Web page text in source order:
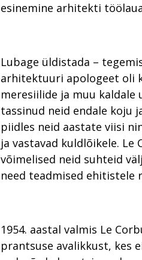
esinemine arhitekti
Lubage üldistada –
arhitektuuri apologeet oli
meresiilide ja muu kaldale
tassinud neid endale koju
piidles neid aastate viisi
ja vastavad kuldlõikele. Le
võimelised neid suhteid
need teadmised ehitistele
1954. aastal valmis Le
prantsuse avalikkust, kes